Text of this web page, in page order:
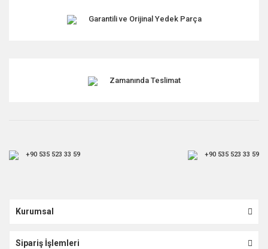
Garantili ve Orijinal Yedek Parça
Zamanında Teslimat
+90 535 523 33 59 +90 535 523 33 59
Kurumsal
Sipariş İşlemleri